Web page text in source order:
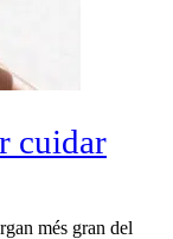
cuidar
més gran del